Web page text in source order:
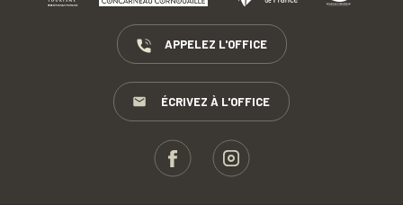
APPELEZ L'OFFICE
ÉCRIVEZ À L'OFFICE